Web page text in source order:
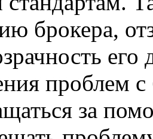
брокера,
его
проблем
за